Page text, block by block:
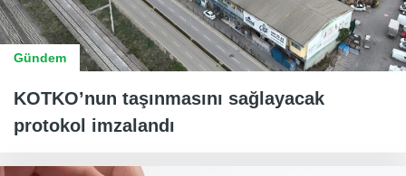
Gündem
KOTKO’nun taşınmasını sağlayacak
protokol imzalandı